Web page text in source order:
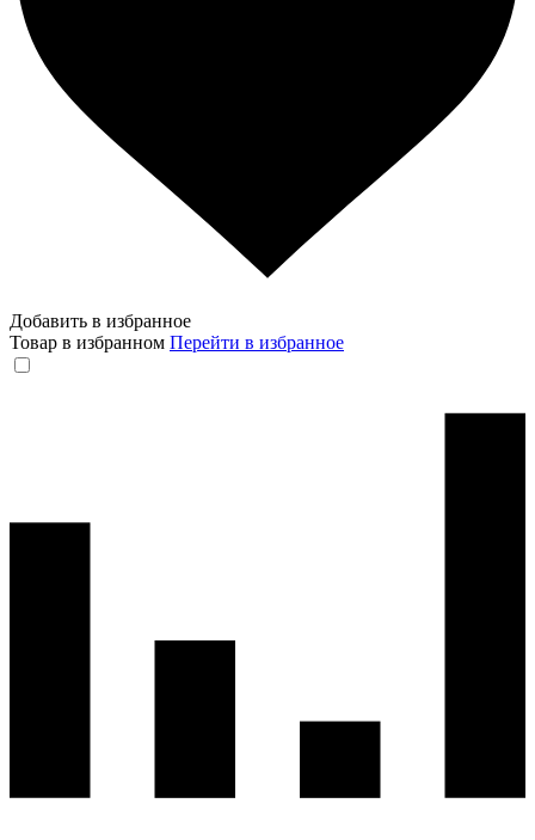
Добавить в избранное
Товар в избранном Перейти в избранное